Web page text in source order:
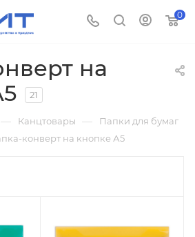
0
на
21
— Канцтовары — Папки для бумаг
конверт на кнопке А5